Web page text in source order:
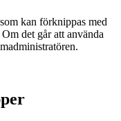
kan förknippas med
det går att använda